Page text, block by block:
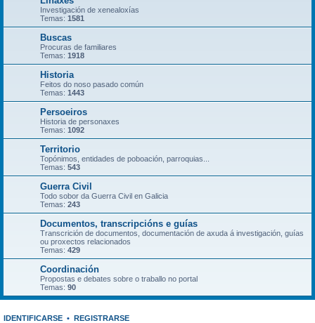
Investigación de xenealoxías
Temas: 1581
Buscas
Procuras de familiares
Temas: 1918
Historia
Feitos do noso pasado común
Temas: 1443
Persoeiros
Historia de personaxes
Temas: 1092
Territorio
Topónimos, entidades de poboación, parroquias...
Temas: 543
Guerra Civil
Todo sobor da Guerra Civil en Galicia
Temas: 243
Documentos, transcripcións e guías
Transcrición de documentos, documentación de axuda á investigación, guías
ou proxectos relacionados
Temas: 429
Coordinación
Propostas e debates sobre o traballo no portal
Temas: 90
IDENTIFICARSE • REGISTRARSE